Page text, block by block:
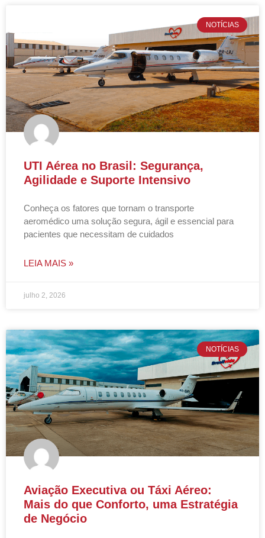
NOTÍCIAS
UTI Aérea no Brasil: Segurança,
Agilidade e Suporte Intensivo
Conheça os fatores que tornam o transporte
aeromédico uma solução segura, ágil e essencial para
pacientes que necessitam de cuidados
LEIA MAIS »
julho 2, 2026
NOTÍCIAS
Aviação Executiva ou Táxi Aéreo:
Mais do que Conforto, uma Estratégia
de Negócio